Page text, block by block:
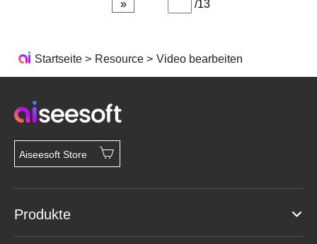
»
/13
Startseite > Resource > Video bearbeiten
Aiseesoft Store
Produkte